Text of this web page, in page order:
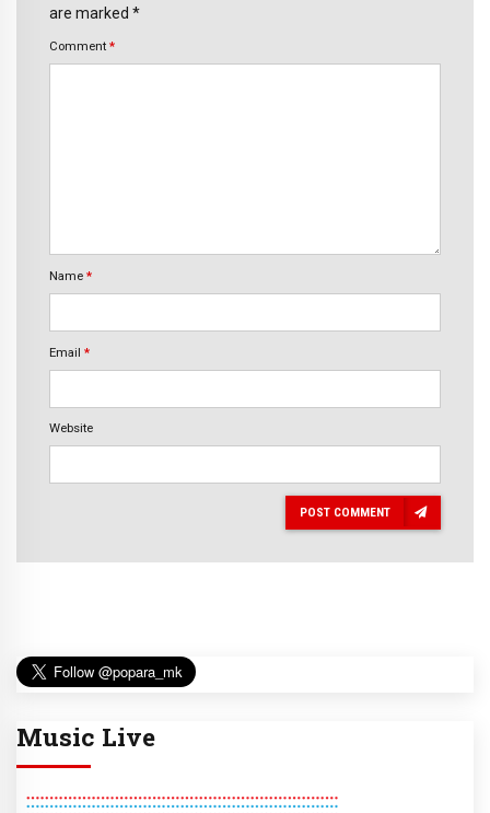
are marked *
Comment *
Name *
Email *
Website
POST COMMENT
Music Live